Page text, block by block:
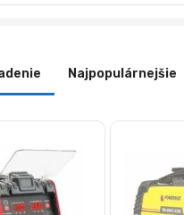
Najpopulárnejšie